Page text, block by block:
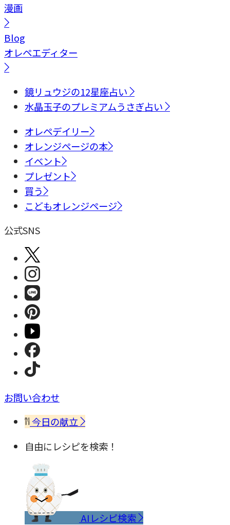
漫画
Blog
オレペエディター
鏡リュウジの12星座占い
水晶玉子のプレミアムうさぎ占い
オレペデイリー
オレンジページの本
イベント
プレゼント
買う
こどもオレンジページ
公式SNS
お問い合わせ
今日の献立
自由にレシピを検索！
AIレシピ検索